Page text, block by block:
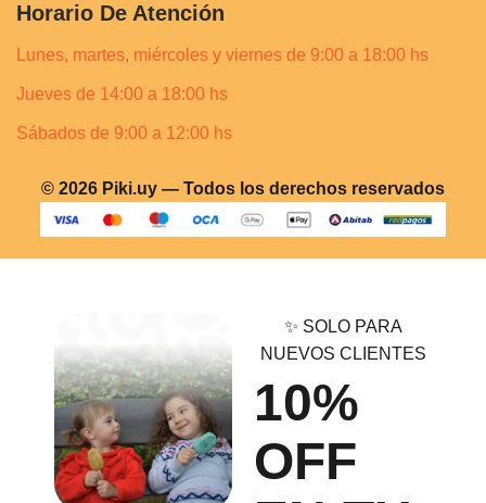
Horario De Atención
Lunes, martes, miércoles y viernes de 9:00 a 18:00 hs
Jueves de 14:00 a 18:00 hs
Sábados de 9:00 a 12:00 hs
© 2026 Piki.uy — Todos los derechos reservados
✨ SOLO PARA
NUEVOS CLIENTES
10%
OFF